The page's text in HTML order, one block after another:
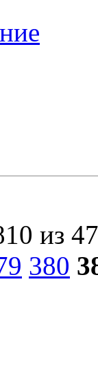
из
380